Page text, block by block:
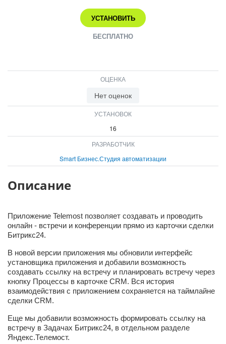
ВХОД
ВХОД
УСТАНОВИТЬ
БЕСПЛАТНО
ОЦЕНКА
Нет оценок
УСТАНОВОК
16
РАЗРАБОТЧИК
Smart Бизнес.Студия автоматизации
Описание
Приложение Telemost позволяет создавать и проводить
онлайн - встречи и конференции прямо из карточки сделки
Битрикс24.
В новой версии приложения мы обновили интерфейс
установщика приложения и добавили возможность
создавать ссылку на встречу и планировать встречу через
кнопку Процессы в карточке CRM. Вся история
взаимодействия с приложением сохраняется на таймлайне
сделки CRM.
Еще мы добавили возможность формировать ссылку на
встречу в Задачах Битрикс24, в отдельном разделе
Яндекс.Телемост.